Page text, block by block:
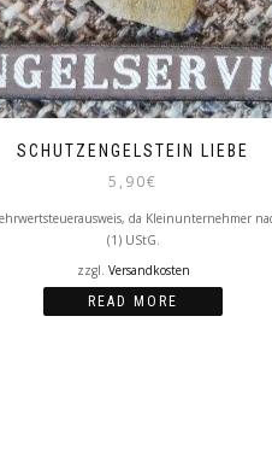
SCHUTZENGELSTEIN LIEBE
5,90€
da Kleinunternehmer
(1) UStG.
zzgl. Versandkosten
READ MORE